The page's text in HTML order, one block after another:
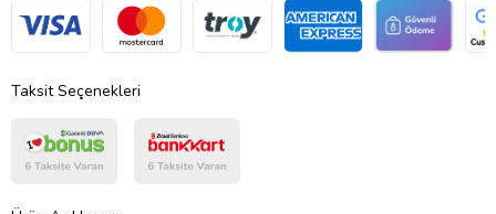
Taksit Seçenekleri